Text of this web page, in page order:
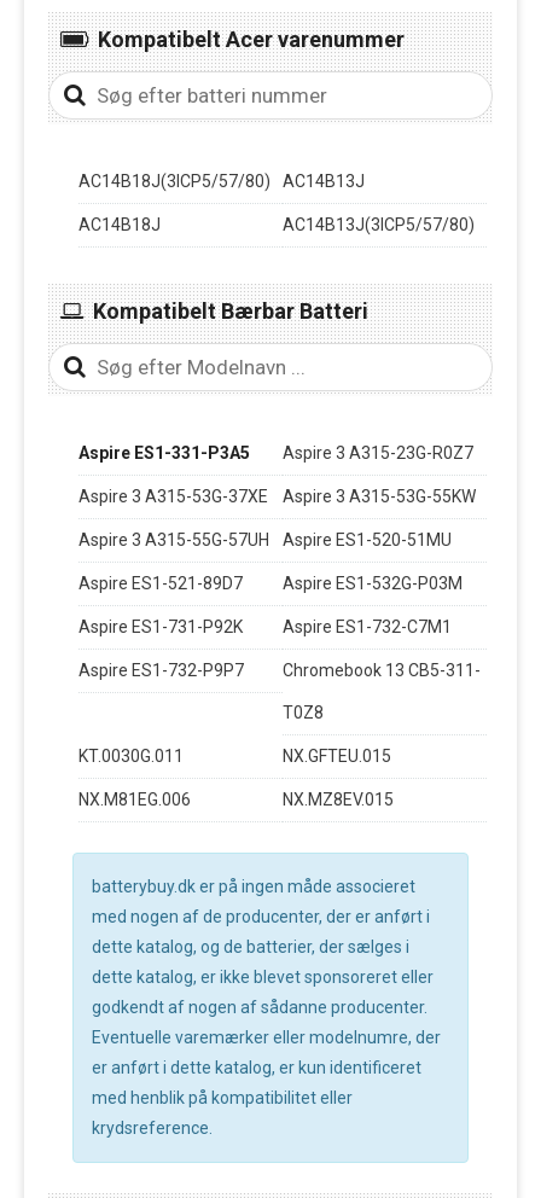
Kompatibelt Acer varenummer
AC14B18J(3ICP5/57/80) AC14B13J
AC14B18J AC14B13J(3ICP5/57/80)
Kompatibelt Bærbar Batteri
Aspire ES1-331-P3A5 Aspire 3 A315-23G-R0Z7
Aspire 3 A315-53G-37XE Aspire 3 A315-53G-55KW
Aspire 3 A315-55G-57UH Aspire ES1-520-51MU
Aspire ES1-521-89D7 Aspire ES1-532G-P03M
Aspire ES1-731-P92K Aspire ES1-732-C7M1
Aspire ES1-732-P9P7 Chromebook 13 CB5-311-
T0Z8
KT.0030G.011 NX.GFTEU.015
NX.M81EG.006 NX.MZ8EV.015
batterybuy.dk er på ingen måde associeret
med nogen af de producenter, der er anført i
dette katalog, og de batterier, der sælges i
dette katalog, er ikke blevet sponsoreret eller
godkendt af nogen af sådanne producenter.
Eventuelle varemærker eller modelnumre, der
er anført i dette katalog, er kun identificeret
med henblik på kompatibilitet eller
krydsreference.